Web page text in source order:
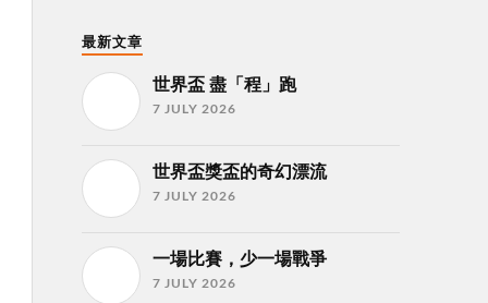
最新文章
世界盃 盡「程」跑
7 JULY 2026
世界盃獎盃的奇幻漂流
7 JULY 2026
一場比賽，少一場戰爭
7 JULY 2026